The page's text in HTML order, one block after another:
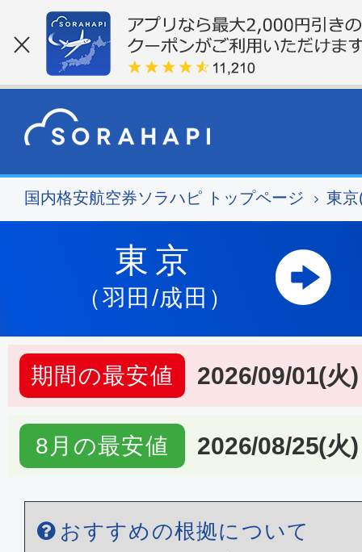
国内格安航空券ソラハピ トップページ 東
東京
（羽田/成田）
期間の最安値 2026/09/01(火)
8月の最安値 2026/08/25(火)
おすすめの根拠について